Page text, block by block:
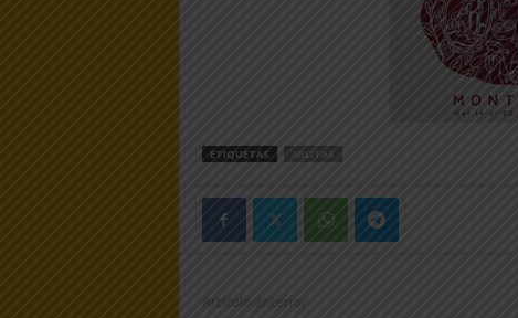
ETIQUETAS ABLITAS
Artículo anterior